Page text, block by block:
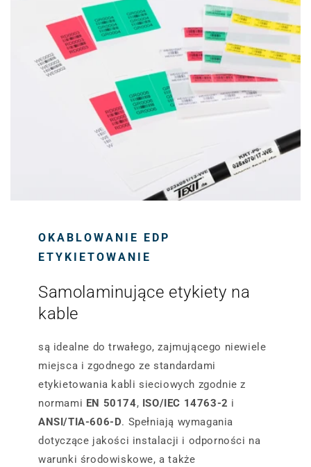
OKABLOWANIE EDP
ETYKIETOWANIE
Samolaminujące etykiety na
kable
są idealne do trwałego, zajmującego niewiele
miejsca i zgodnego ze standardami
etykietowania kabli sieciowych zgodnie z
normami EN 50174, ISO/IEC 14763-2 i
ANSI/TIA-606-D. Spełniają wymagania
dotyczące jakości instalacji i odporności na
warunki środowiskowe, a także